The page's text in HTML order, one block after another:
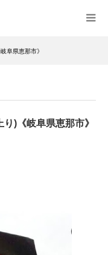
阜県恵那市》
)《岐阜県恵那市》